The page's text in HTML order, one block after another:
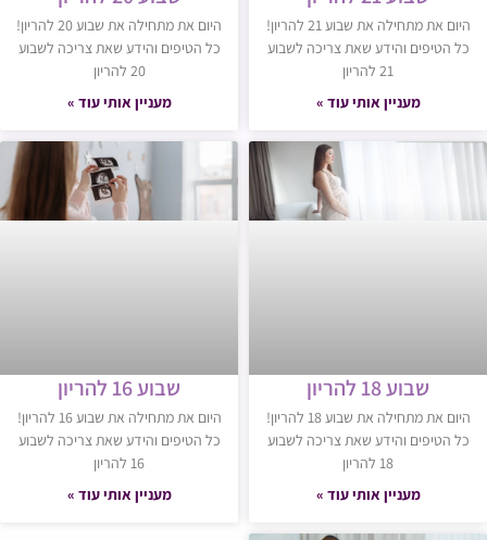
היום את מתחילה את שבוע 21 להריון!
כל הטיפים והידע שאת צריכה לשבוע
21 להריון
מעניין אותי עוד »
היום את מתחילה את שבוע 20 להריון!
כל הטיפים והידע שאת צריכה לשבוע
20 להריון
מעניין אותי עוד »
שבוע 18 להריון
היום את מתחילה את שבוע 18 להריון!
כל הטיפים והידע שאת צריכה לשבוע
18 להריון
מעניין אותי עוד »
שבוע 16 להריון
היום את מתחילה את שבוע 16 להריון!
כל הטיפים והידע שאת צריכה לשבוע
16 להריון
מעניין אותי עוד »